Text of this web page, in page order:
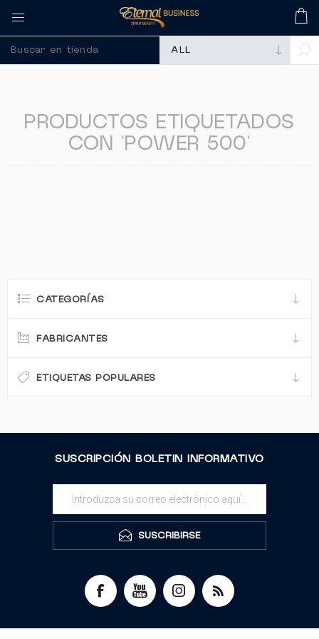
🚀 Recuerda
PRODUCTOS ETIQUETADOS
CON 'POWER 500'
CATEGORÍAS
FABRICANTES
ETIQUETAS POPULARES
SUSCRIPCIÓN BOLETIN INFORMATIVO
SUSCRIBIRSE